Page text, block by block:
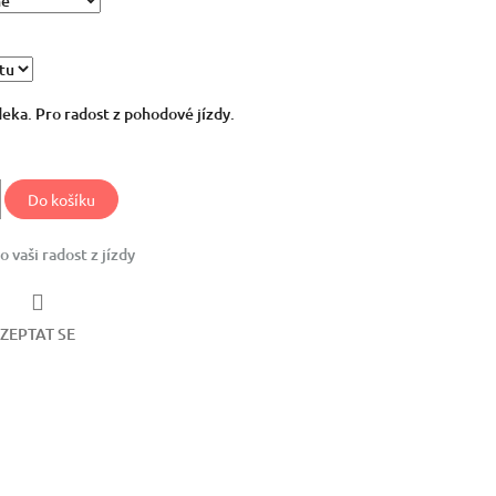
Pro radost z pohodové jízdy.
Do košíku
vaši radost z jízdy
ZEPTAT SE